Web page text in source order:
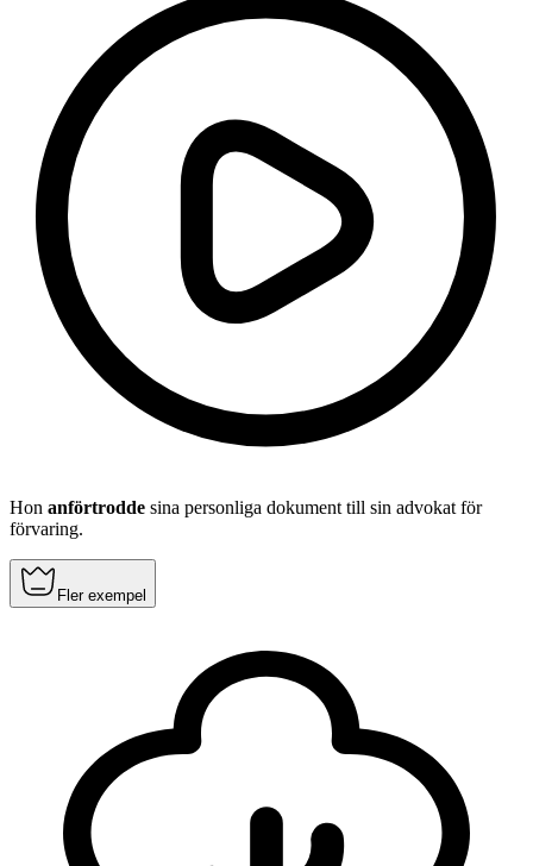
Hon anförtrodde sina personliga dokument till sin advokat för
förvaring.
Fler exempel